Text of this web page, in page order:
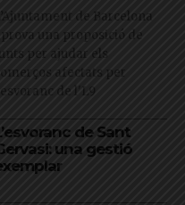
de Barcelona
una proposició de
per ajudar els
afectats per
de l'L9
de Sant
una gestió